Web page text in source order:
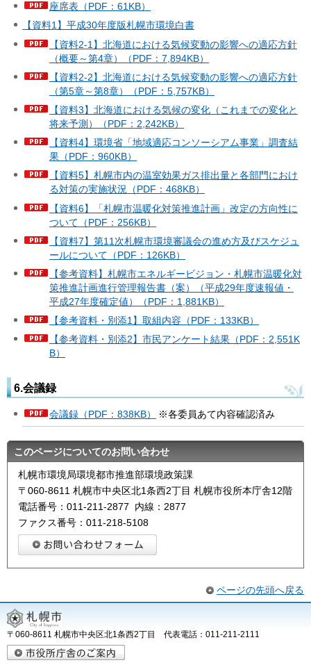
座席表（PDF：61KB）
【資料1】平成30年度版札幌市環境白書
【資料2-1】北海道における気候変動の影響への適応方針
（概要～第4章）（PDF：7,894KB）
【資料2-2】北海道における気候変動の影響への適応方針
（第5章～第8章）（PDF：5,757KB）
【資料3】北海道における気候の変化（これまでの変化と
将来予測）（PDF：2,242KB）
【資料4】環境省「地域適応コンソーシアム事業」調査結
果（PDF：960KB）
【資料5】札幌市内の温室効果ガス排出量と各部門におけ
る対策の実施状況（PDF：468KB）
【資料6】「札幌市温暖化対策推進計画」改定の方向性に
ついて（PDF：256KB）
【資料7】第11次札幌市環境審議会の進め方及びスケジュ
ールについて（PDF：126KB）
【参考資料】札幌市エネルギービジョン・札幌市温暖化対
策推進計画進行管理報告書（案）（平成29年度速報値・
平成27年度確定値）（PDF：1,881KB）
【参考資料・別添1】取組内容（PDF：133KB）
【参考資料・別添2】市民アンケート結果（PDF：2,551K
B）
6.会議録
会議録（PDF：838KB） ※各委員あて内容確認済み
このページについてのお問い合わせ
札幌市環境局環境都市推進部環境政策課
〒060-8611 札幌市中央区北1条西2丁目 札幌市役所本庁舎12階
電話番号：011-211-2877 内線：2877
ファクス番号：011-218-5108
ページの先頭へ戻る
〒060-8611 札幌市中央区北1条西2丁目 代表電話：011-211-2111